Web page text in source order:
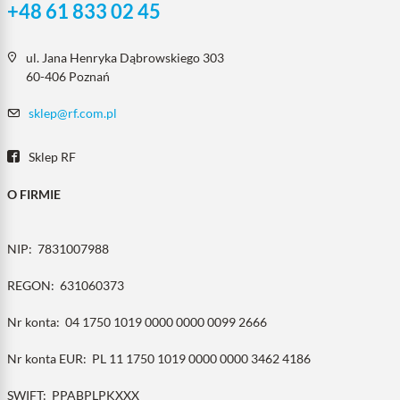
+48 61 833 02 45
ul. Jana Henryka Dąbrowskiego 303
60-406 Poznań
sklep@rf.com.pl
Sklep RF
O FIRMIE
NIP: 7831007988
REGON: 631060373
Nr konta: 04 1750 1019 0000 0000 0099 2666
Nr konta EUR: PL 11 1750 1019 0000 0000 3462 4186
SWIFT: PPABPLPKXXX